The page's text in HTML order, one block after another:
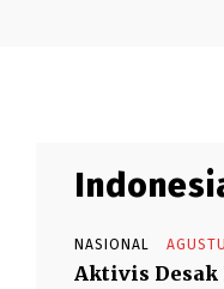
NASIONAL
Aktivis Desak